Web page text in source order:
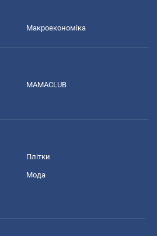
Макроекономіка
MAMACLUB
Плітки
Мода